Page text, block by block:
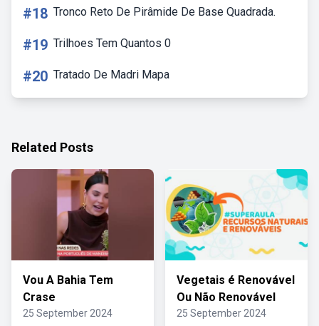
#18 Tronco Reto De Pirâmide De Base Quadrada.
#19 Trilhoes Tem Quantos 0
#20 Tratado De Madri Mapa
Related Posts
Vou A Bahia Tem
Crase
25 September 2024
Vegetais é Renovável
Ou Não Renovável
25 September 2024